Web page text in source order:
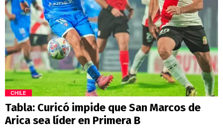
CHILE
Tabla: Curicó impide que San Marcos de
Arica sea líder en Primera B